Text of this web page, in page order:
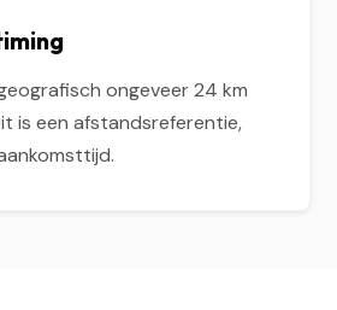
ongeveer 24 km
is een afstandsreferentie,